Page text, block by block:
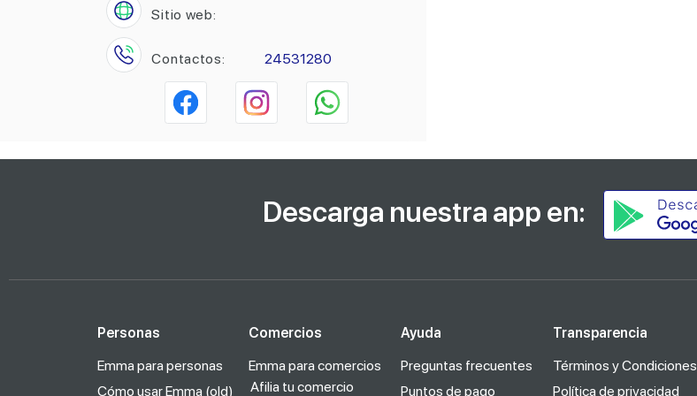
Sitio web:
Contactos: 24531280
Descarga nuestra app en:
Personas
Emma para personas
Cómo usar Emma (old)
Comercios
Emma para comercios
Afilia tu comercio
Ayuda
Preguntas frecuentes
Puntos de pago
Transparencia
Términos y Condiciones
Política de privacidad